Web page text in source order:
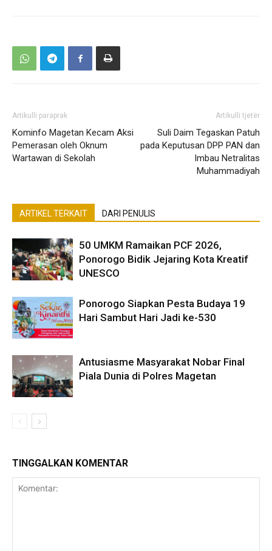
Artikulli paraprak
Kominfo Magetan Kecam Aksi
Pemerasan oleh Oknum
Wartawan di Sekolah
Artikulli tjetër
Suli Daim Tegaskan Patuh
pada Keputusan DPP PAN dan
Imbau Netralitas
Muhammadiyah
ARTIKEL TERKAIT DARI PENULIS
50 UMKM Ramaikan PCF 2026,
Ponorogo Bidik Jejaring Kota Kreatif
UNESCO
Ponorogo Siapkan Pesta Budaya 19
Hari Sambut Hari Jadi ke-530
Antusiasme Masyarakat Nobar Final
Piala Dunia di Polres Magetan
TINGGALKAN KOMENTAR